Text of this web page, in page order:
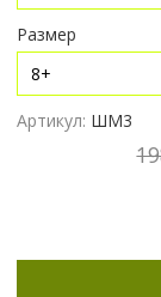
Размер
Артикул: ШМ3